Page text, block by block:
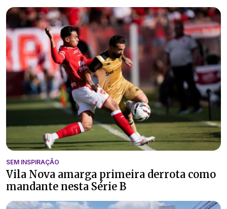
SEM INSPIRAÇÃO
Vila Nova amarga primeira derrota como
mandante nesta Série B